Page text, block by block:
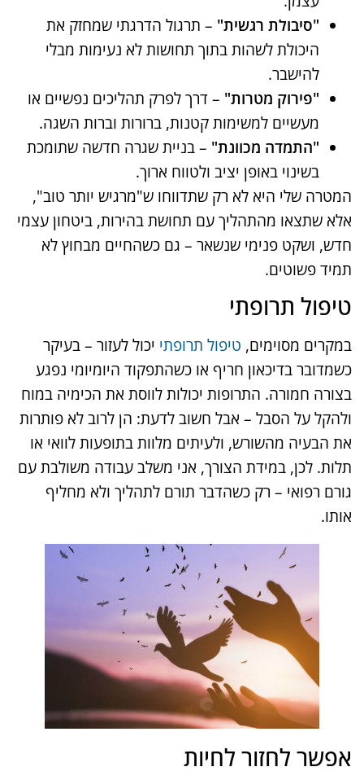
"סיבולת רגשית" – תרגול הדרגתי שמחזק את
היכולת לשהות בתוך תחושות לא נעימות מבלי
להישבר.
"פירוק מטרות" – דרך לפרק תהליכים נפשיים או
מעשיים למשימות קטנות, ברורות וברות השגה.
"התמדה מכוונת" – בניית שגרה חדשה שתומכת
בשינוי באופן יציב ולטווח ארוך.
המטרה שלי היא לא רק שתדווחו ש"מרגיש יותר טוב",
אלא שתצאו מהתהליך עם תחושת בהירות, ביטחון עצמי
חדש, ושקט פנימי שנשאר – גם כשהחיים מבחוץ לא
תמיד פשוטים.
טיפול תרופתי
במקרים מסוימים, טיפול תרופתי יכול לעזור – בעיקר
כשמדובר בדיכאון חריף או כשהתפקוד היומיומי נפגע
בצורה חמורה. התרופות יכולות לווסת את הכימיה במוח
ולהקל על הסבל – אבל חשוב לדעת: הן לרוב לא פותרות
את הבעיה מהשורש, ולעיתים מלוות בתופעות לוואי או
תלות. לכן, במידת הצורך, אני משלב עבודה משולבת עם
גורם רפואי – רק כשהדבר תורם לתהליך ולא מחליף
אותו.
אפשר לחזור לחיות